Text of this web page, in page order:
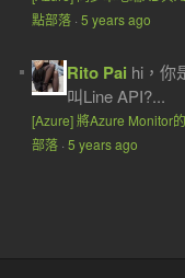
點部落· 5 years ago
Rito Pai hi，你
叫Line API?...
[Azure] 將Azure Monitor
部落· 5 years ago